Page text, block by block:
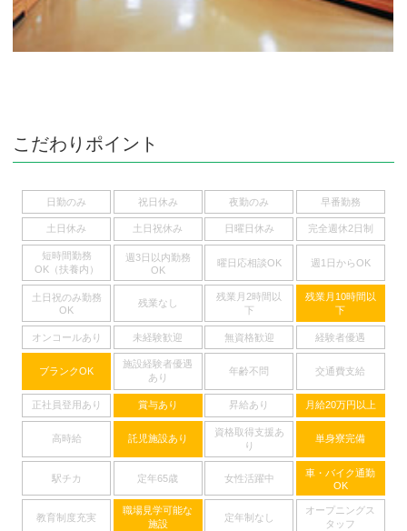
こだわりポイント
日勤のみ 祝日休み 夜勤のみ 早番勤務
土日休み 土日祝休み 日曜日休み 完全週休2日制
短時間勤務
OK（扶養内）
週3日以内勤務
OK
曜日応相談OK 週1日からOK
土日祝のみ勤務
OK
残業なし
残業月2時間以
下
残業月10時間以
下
オンコールあり 未経験歓迎 無資格歓迎 経験者優遇
ブランクOK
施設経験者優遇
あり
年齢不問 交通費支給
正社員登用あり 賞与あり 昇給あり 月給20万円以上
高時給 託児施設あり
資格取得支援あ
り
単身寮完備
駅チカ 定年65歳 女性活躍中
車・バイク通勤
OK
教育制度充実
職場見学可能な
施設
定年制なし
オープニングス
タッフ